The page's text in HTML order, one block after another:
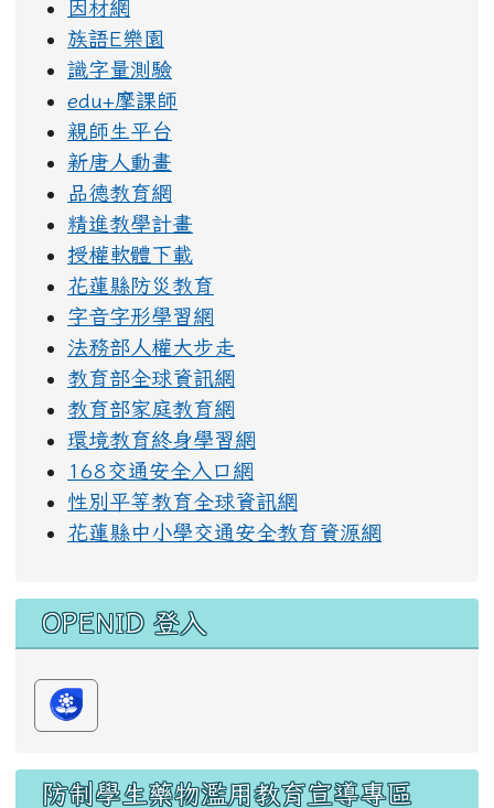
因材網
族語E樂園
識字量測驗
edu+摩課師
親師生平台
新唐人動畫
品德教育網
精進教學計畫
授權軟體下載
花蓮縣防災教育
字音字形學習網
法務部人權大步走
教育部全球資訊網
教育部家庭教育網
環境教育終身學習網
168交通安全入口網
性別平等教育全球資訊網
花蓮縣中小學交通安全教育資源網
OPENID 登入
防制學生藥物濫用教育宣導專區